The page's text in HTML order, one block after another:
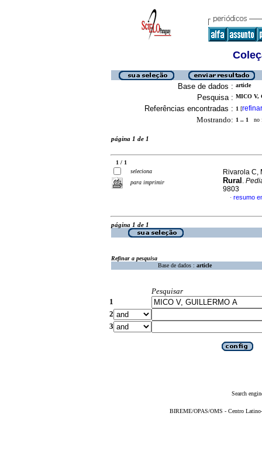
Base de dados : article
Pesquisa : MICO V,
Referências encontradas : 1 [refinar
Mostrando: 1 .. 1 no
página 1 de 1
1 / 1
seleciona
para imprimir
Rivarola C,
Rural .
9803
· resumo
página 1 de 1
Refinar a pesquisa
Base de dados : article
Pesquisar
1
2
3
Search
BIREME/OPAS/OMS - Centro Latino-